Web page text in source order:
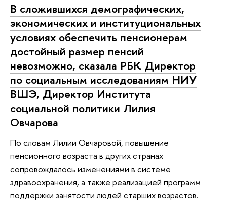
В сложившихся демографических,
экономических и институциональных
условиях обеспечить пенсионерам
достойный размер пенсий
невозможно, сказала РБК Директор
по социальным исследованиям НИУ
ВШЭ, Директор Института
социальной политики Лилия
Овчарова
По словам Лилии Овчаровой, повышение
пенсионного возраста в других странах
сопровождалось изменениями в системе
здравоохранения, а также реализацией программ
поддержки занятости людей старших возрастов.